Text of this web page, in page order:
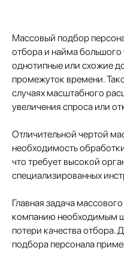
Массовый подбор
отбора и найма большого
однотипные или схожие
промежуток времени.
случаях масштабного
увеличения спроса или
Отличительной чертой
необходимость
что требует высокой
специализированных
Главная задача
компанию необходимым
потери качества отбора.
подбора персонала